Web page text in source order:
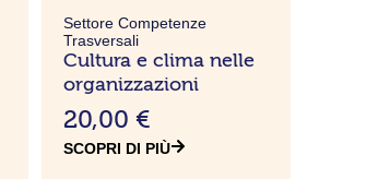
Settore Competenze
Trasversali
Cultura e clima nelle
organizzazioni
20,00 €
SCOPRI DI PIÙ